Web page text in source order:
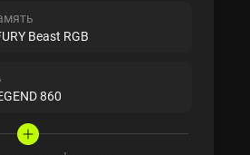
Beast RGB
860